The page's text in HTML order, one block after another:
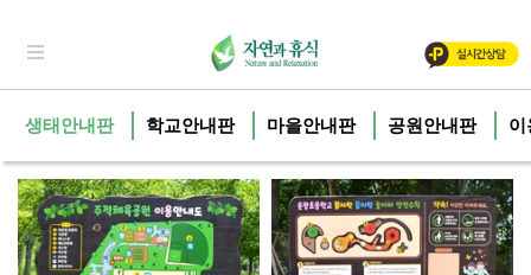
생태안내판 학교안내판 마을안내판 공원안내판 이